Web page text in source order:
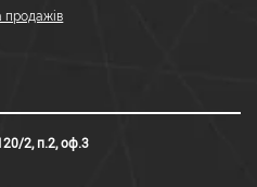
продажів
2, п.2, оф.3